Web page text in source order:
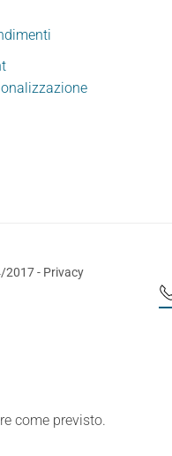
2017- Privacy
come previsto.